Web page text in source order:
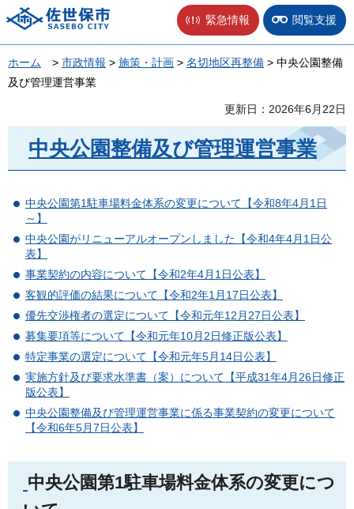
佐世保市 緊急情報 閲覧支援
ホーム > 市政情報 > 施策・計画 > 名切地区再整備 > 中央公園整備
及び管理運営事業
更新日：2026年6月22日
中央公園整備及び管理運営事業
中央公園第1駐車場料金体系の変更について【令和8年4月1日
～】
中央公園がリニューアルオープンしました【令和4年4月1日公
表】
事業契約の内容について【令和2年4月1日公表】
客観的評価の結果について【令和2年1月17日公表】
優先交渉権者の選定について【令和元年12月27日公表】
募集要項等について【令和元年10月2日修正版公表】
特定事業の選定について【令和元年5月14日公表】
実施方針及び要求水準書（案）について【平成31年4月26日修正
版公表】
中央公園整備及び管理運営事業に係る事業契約の変更について
【令和6年5月7日公表】
中央公園第1駐車場料金体系の変更につ